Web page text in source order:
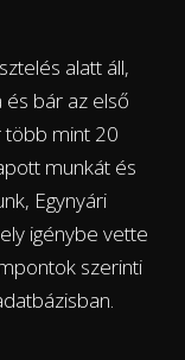
alatt áll,
és bár az első
több mint 20
munkát és
Egynyári
igénybe vette
szerinti